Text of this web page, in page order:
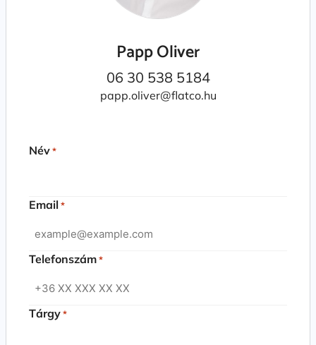
Papp Oliver
06 30 538 5184
papp.oliver@flatco.hu
Név *
Email *
Telefonszám *
Tárgy *